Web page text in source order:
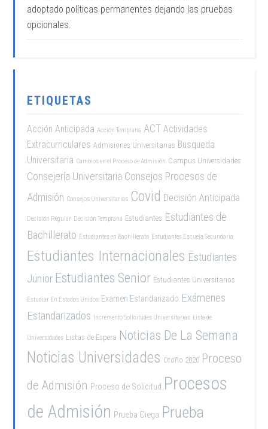
adoptado políticas permanentes dejando las pruebas
opcionales.
ETIQUETAS
Acción Anticipada Acción Temprana ACT Actividades
Extracurriculares Admisiones Universitarias Busqueda
Universitaria Cambios en el Proceso de Admisión Campus Universidades
Consejería Universitaria Consejos Procesos de
Admisión Consejos Universitarios Covid Decisión Anticipada
Decisión Regular Decisión Temprana Estudiantes Estudiantes de
Bachillerato Estudiantes en Bachillerato Estudiantes Escuela Secundaria
Estudiantes Internacionales Estudiantes
Junior Estudiantes Senior Estudiantes Universitarios
Estudiar En Estados Unidos Examen Estandarizado Exámenes
Estandarizados Incremento Solicitudes Universitarias Lista de
Universidades Listas de Espera Noticias De La Semana
Noticias Universidades Otoño 2020 Proceso
de Admisión Proceso de Solicitud Procesos
de Admisión Prueba Ciega Prueba